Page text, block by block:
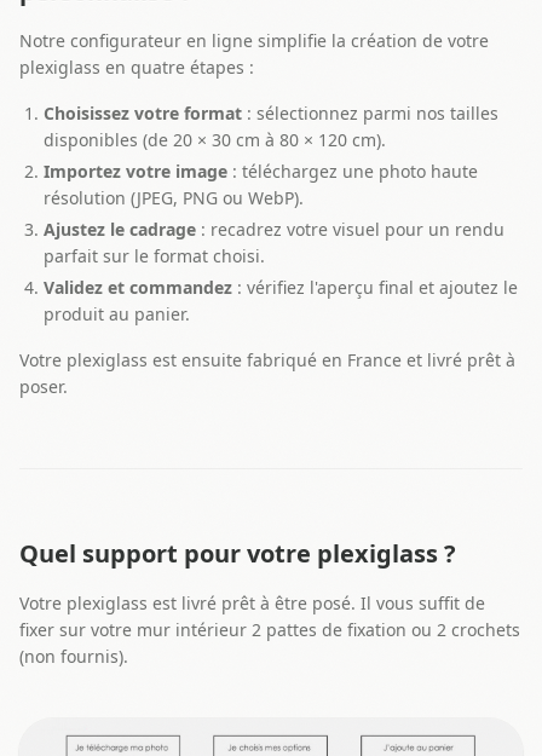
Notre configurateur en ligne simplifie la création de votre
plexiglass en quatre étapes :
Choisissez votre format : sélectionnez parmi nos tailles
disponibles (de 20 × 30 cm à 80 × 120 cm).
Importez votre image : téléchargez une photo haute
résolution (JPEG, PNG ou WebP).
Ajustez le cadrage : recadrez votre visuel pour un rendu
parfait sur le format choisi.
Validez et commandez : vérifiez l'aperçu final et ajoutez le
produit au panier.
Votre plexiglass est ensuite fabriqué en France et livré prêt à
poser.
Quel support pour votre plexiglass ?
Votre plexiglass est livré prêt à être posé. Il vous suffit de
fixer sur votre mur intérieur 2 pattes de fixation ou 2 crochets
(non fournis).